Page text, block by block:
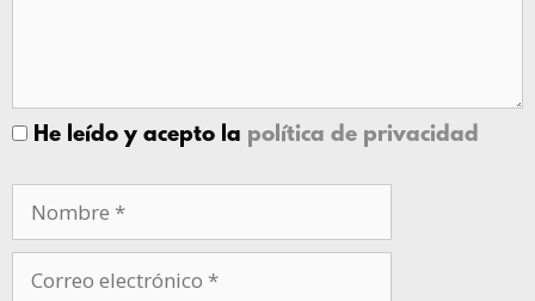
He leído y acepto la política de privacidad